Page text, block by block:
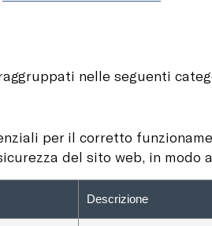
nelle seguenti
per il corretto
del sito web, in modo
Descrizione